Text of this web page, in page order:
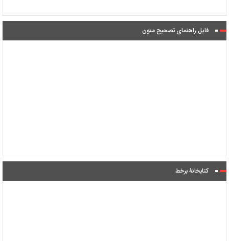
فایل راهنمای تصحیح متون
کتابخانۀ برخط